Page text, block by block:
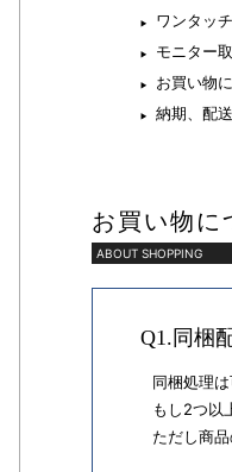
ワンタッ
モニター
お買い物
納期、配
お買い物に
ABOUT SHOPPING
Q1.同梱
同梱処理は
もし2つ以
ただし商